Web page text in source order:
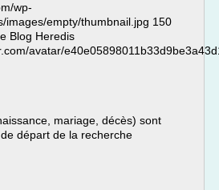
wp-
images/empty/thumbnail.jpg 150
Blog Heredis
avatar/
mariage, décès) sont
départ de la recherche